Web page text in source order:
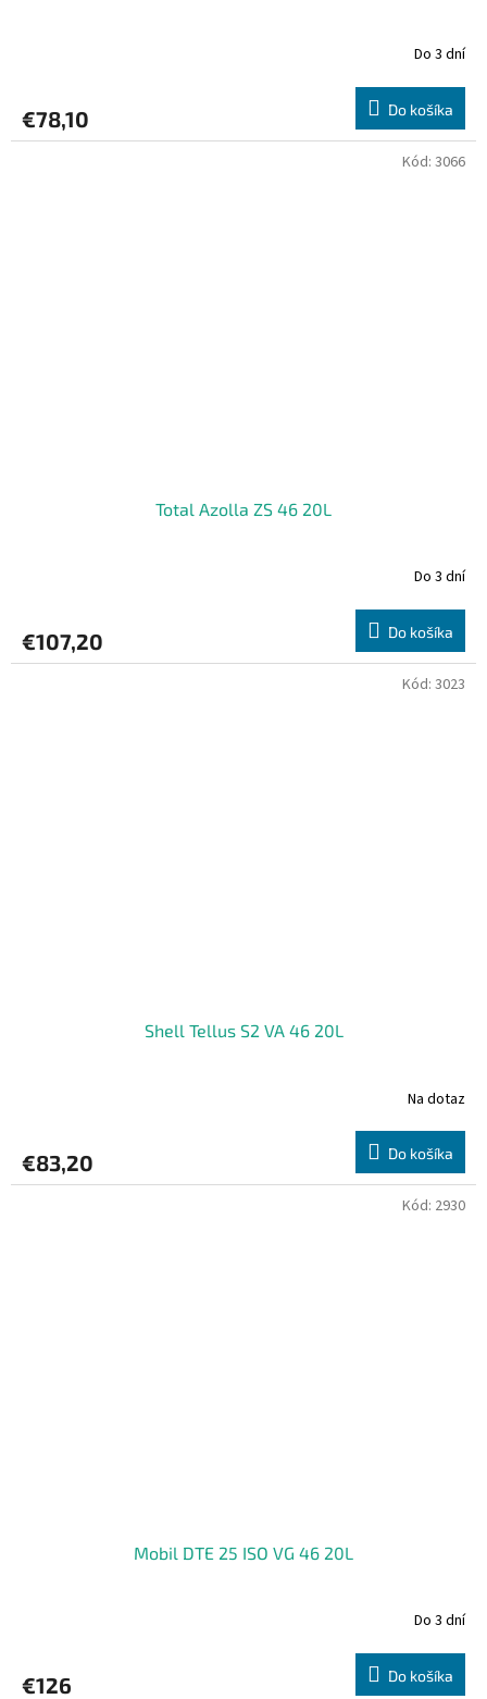
Do 3 dní
€78,10 Do košíka
Total Azolla ZS 46 20L
Do 3 dní
€107,20 Do košíka
Kód: 3066
Shell Tellus S2 VA 46 20L
Na dotaz
€83,20 Do košíka
Kód: 3023
Mobil DTE 25 ISO VG 46 20L
Do 3 dní
€126 Do košíka
Kód: 2930